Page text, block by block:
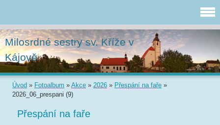
Milosrdné sestry sv. Kříže v
Kájově
Úvod » Fotoalbum » Akce » 2026 » Přespání na faře »
2026_06_prespani (9)
Přespání na faře